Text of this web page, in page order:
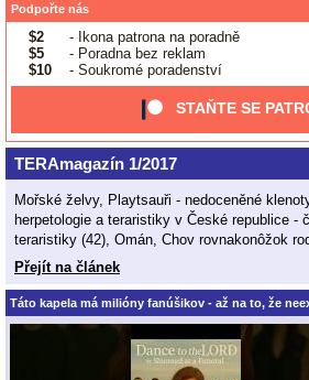
Podpořte nás
$2
- Ikona patrona na poradně
$5
- Poradna bez reklam
$10
- Soukromé poradenství
STAŇTE SE
TERAmagazín 1/2017
Mořské želvy, Playtsauři - nedoceněné
herpetologie a teraristiky v České republice -
teraristiky (42), Omán, Chov rovnakonôžok
Přejít na článek
Táto kapela má milióny fanúšikov - až na to, že